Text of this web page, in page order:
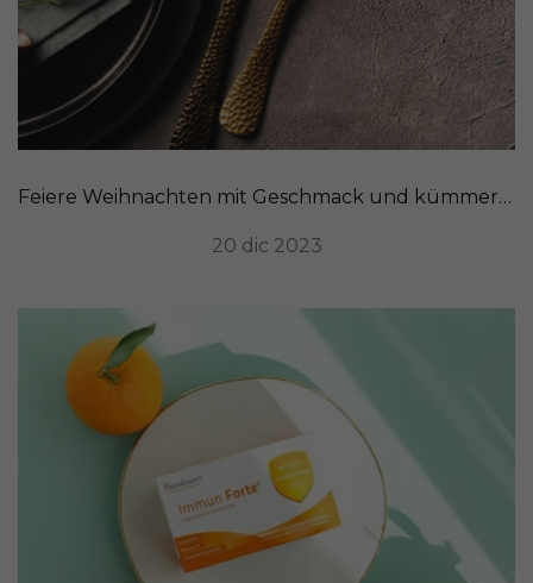
Feiere Weihnachten mit Geschmack und kümmere dich um deine Verdauung
20 dic 2023